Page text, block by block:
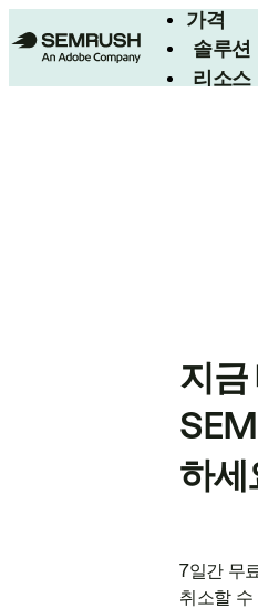
가격
솔루션
리소스
지금
하세
7일간 무
취소할 수